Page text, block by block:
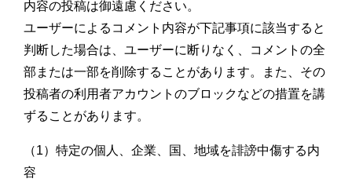
内容の投稿は御遠慮ください。
ユーザーによるコメント内容が下記事項に該当すると
判断した場合は、ユーザーに断りなく、コメントの全
部または一部を削除することがあります。また、その
投稿者の利用者アカウントのブロックなどの措置を講
ずることがあります。
（1）特定の個人、企業、国、地域を誹謗中傷する内
容